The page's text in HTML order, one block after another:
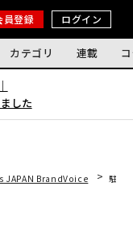
員登録 ログイン
カテゴリ 連載
した
JAPAN BrandVoice 駐車